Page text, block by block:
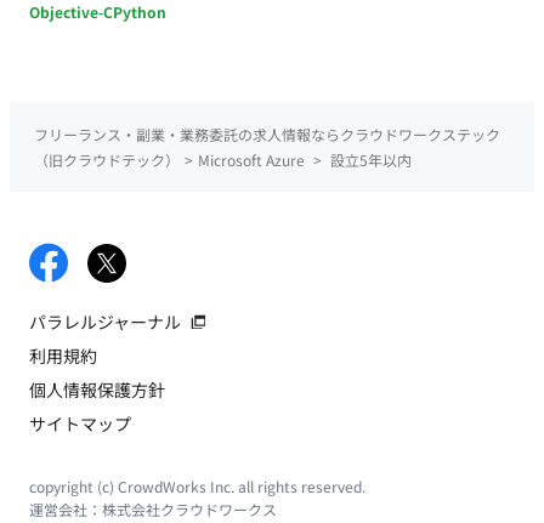
Objective-CPython
フリーランス・副業・業務委託の求人情報ならクラウドワークステック
（旧クラウドテック）
> Microsoft Azure > 設立5年以内
パラレルジャーナル
利用規約
個人情報保護方針
サイトマップ
copyright (c) CrowdWorks Inc. all rights reserved.
運営会社： 株式会社クラウドワークス